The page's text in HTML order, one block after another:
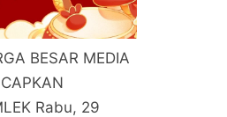
BESAR MEDIA
Rabu, 29